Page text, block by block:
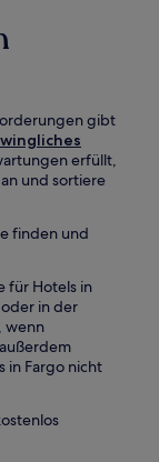
gibt
erfüllt,
und sortiere
finden und
für Hotels in
in der
wenn
in Fargo nicht